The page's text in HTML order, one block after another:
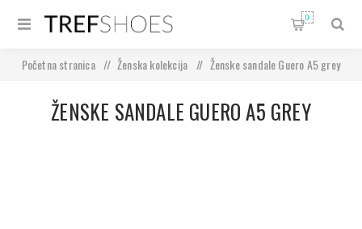
0
Početna stranica / Ženska kolekcija / Ženske sandale Guero A5 grey
ŽENSKE SANDALE GUERO A5 GREY